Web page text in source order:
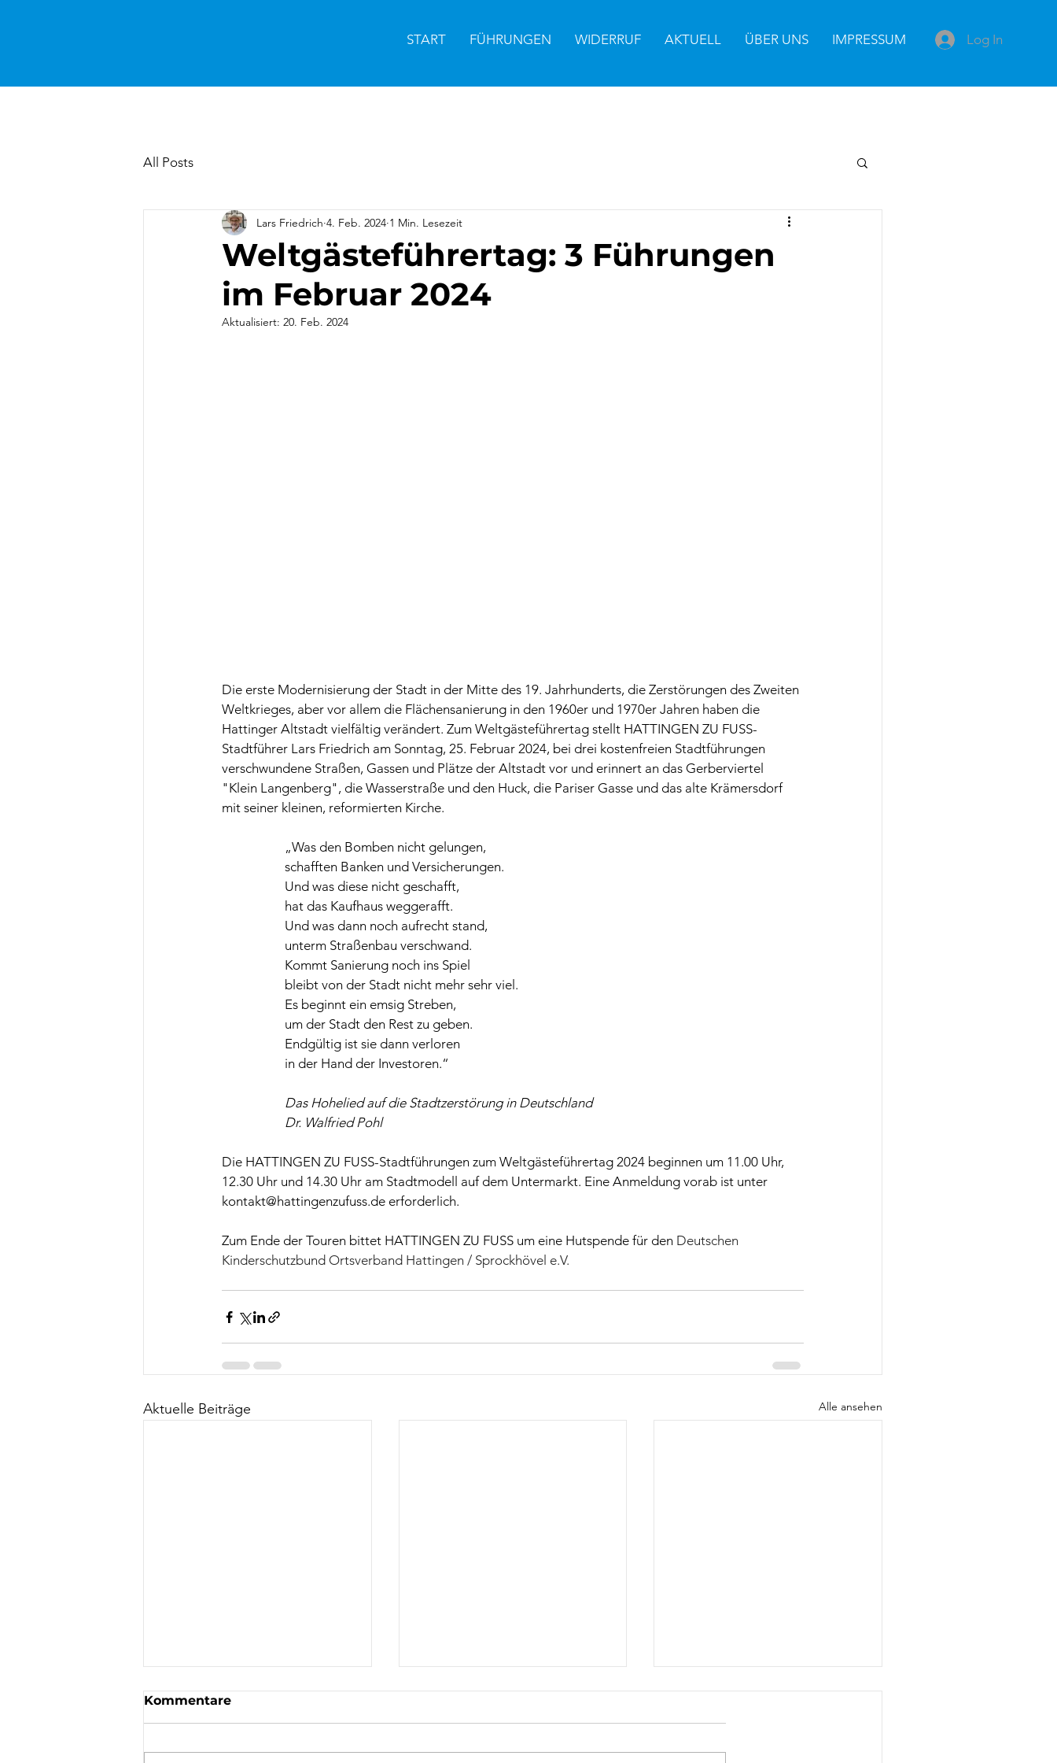
START FÜHRUNGEN WIDERRUF AKTUELL ÜBER UNS IMPRESSUM Log In
All Posts
Weltgästeführertag: 3 Führungen
im Februar 2024
Lars Friedrich 4. Feb. 2024 1 Min. Lesezeit
Aktualisiert: 20. Feb. 2024
Die erste Modernisierung der Stadt in der Mitte des 19. Jahrhunderts, die Zerstörungen des Zweiten
Weltkrieges, aber vor allem die Flächensanierung in den 1960er und 1970er Jahren haben die
Hattinger Altstadt vielfältig verändert. Zum Weltgästeführertag stellt HATTINGEN ZU FUSS-
Stadtführer Lars Friedrich am Sonntag, 25. Februar 2024, bei drei kostenfreien Stadtführungen
verschwundene Straßen, Gassen und Plätze der Altstadt vor und erinnert an das Gerberviertel
"Klein Langenberg", die Wasserstraße und den Huck, die Pariser Gasse und das alte Krämersdorf
mit seiner kleinen, reformierten Kirche.
„Was den Bomben nicht gelungen,
schafften Banken und Versicherungen.
Und was diese nicht geschafft,
hat das Kaufhaus weggerafft.
Und was dann noch aufrecht stand,
unterm Straßenbau verschwand.
Kommt Sanierung noch ins Spiel
bleibt von der Stadt nicht mehr sehr viel.
Es beginnt ein emsig Streben,
um der Stadt den Rest zu geben.
Endgültig ist sie dann verloren
in der Hand der Investoren.“
​Das Hohelied auf die Stadtzerstörung in Deutschland
Dr. Walfried Pohl
Die HATTINGEN ZU FUSS-Stadtführungen zum Weltgästeführertag 2024 beginnen um 11.00 Uhr,
12.30 Uhr und 14.30 Uhr am Stadtmodell auf dem Untermarkt. Eine Anmeldung vorab ist unter
kontakt@hattingenzufuss.de erforderlich.
Zum Ende der Touren bittet HATTINGEN ZU FUSS um eine Hutspende für den Deutschen
Kinderschutzbund Ortsverband Hattingen / Sprockhövel e.V.
Aktuelle Beiträge Alle ansehen
Kommentare